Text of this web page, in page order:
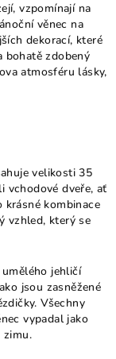
vzpomínají na
věnec na
dekorací, které
bohatě zdobený
atmosféru lásky,
velikosti 35
vchodové dveře, ať
krásné kombinace
vzhled, který se
jehličí
jsou zasněžené
Všechny
vypadal jako
zimu.